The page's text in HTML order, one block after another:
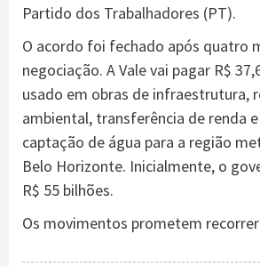
Partido dos Trabalhadores (PT).
O acordo foi fechado após quatro
negociação. A Vale vai pagar R$
usado em obras de infraestrutura,
ambiental, transferência de renda
captação de água para a região
Belo Horizonte. Inicialmente, o
R$ 55 bilhões.
Os movimentos prometem